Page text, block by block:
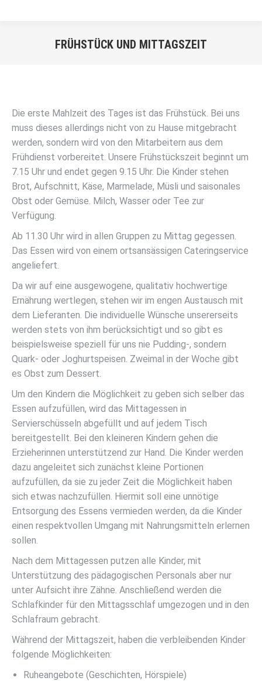
FRÜHSTÜCK UND MITTAGSZEIT
Die erste Mahlzeit des Tages ist das Frühstück. Bei uns
muss dieses allerdings nicht von zu Hause mitgebracht
werden, sondern wird von den Mitarbeitern aus dem
Frühdienst vorbereitet. Unsere Frühstückszeit beginnt um
7.15 Uhr und endet gegen 9.15 Uhr. Die Kinder stehen
Brot, Aufschnitt, Käse, Marmelade, Müsli und saisonales
Obst oder Gemüse. Milch, Wasser oder Tee zur
Verfügung.
Ab 11.30 Uhr wird in allen Gruppen zu Mittag gegessen.
Das Essen wird von einem ortsansässigen Cateringservice
angeliefert.
Da wir auf eine ausgewogene, qualitativ hochwertige
Ernährung wertlegen, stehen wir im engen Austausch mit
dem Lieferanten. Die individuelle Wünsche unsererseits
werden stets von ihm berücksichtigt und so gibt es
beispielsweise speziell für uns nie Pudding-, sondern
Quark- oder Joghurtspeisen. Zweimal in der Woche gibt
es Obst zum Dessert.
Um den Kindern die Möglichkeit zu geben sich selber das
Essen aufzufüllen, wird das Mittagessen in
Servierschüsseln abgefüllt und auf jedem Tisch
bereitgestellt. Bei den kleineren Kindern gehen die
Erzieherinnen unterstützend zur Hand. Die Kinder werden
dazu angeleitet sich zunächst kleine Portionen
aufzufüllen, da sie zu jeder Zeit die Möglichkeit haben
sich etwas nachzufüllen. Hiermit soll eine unnötige
Entsorgung des Essens vermieden werden, da die Kinder
einen respektvollen Umgang mit Nahrungsmitteln erlernen
sollen.
Nach dem Mittagessen putzen alle Kinder, mit
Unterstützung des pädagogischen Personals aber nur
unter Aufsicht ihre Zähne. Anschließend werden die
Schlafkinder für den Mittagsschlaf umgezogen und in den
Schlafraum gebracht.
Während der Mittagszeit, haben die verbleibenden Kinder
folgende Möglichkeiten:
Ruheangebote (Geschichten, Hörspiele)